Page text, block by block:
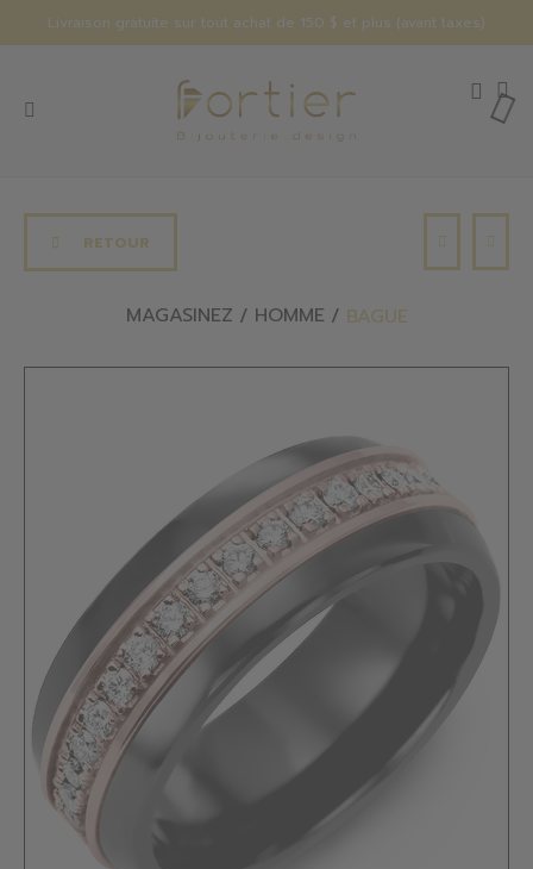
Livraison gratuite sur tout achat de 150 $ et plus (avant taxes)
RETOUR
MAGASINEZ HOMME BAGUE